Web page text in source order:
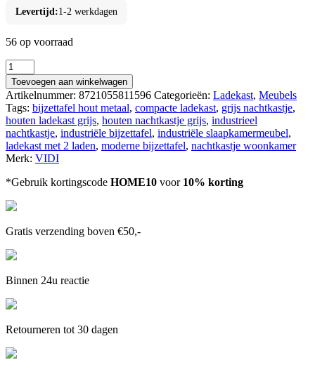
Levertijd:1-2 werkdagen
56 op voorraad
VIDI
Skærm
-
Ladekast
met
2
laden
-
Bijzettafel
-
-
x
x
cm
Hout
Donkergrijs
Toevoegen aan winkelwagen
Artikelnummer: 8721055811596 Categorieën: Ladekast, Meubels
Tags: bijzettafel hout metaal, compacte ladekast, grijs nachtkastje,
houten ladekast grijs, houten nachtkastje grijs, industrieel
nachtkastje, industriële bijzettafel, industriële slaapkamermeubel,
ladekast met 2 laden, moderne bijzettafel, nachtkastje woonkamer
Merk: VIDI
*Gebruik kortingscode HOME10 voor 10% korting
Gratis verzending boven €50,-
Binnen 24u reactie
Retourneren tot 30 dagen